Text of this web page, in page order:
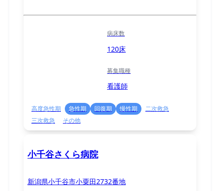
病床数
120床
募集職種
看護師
高度急性期 急性期 回復期 慢性期
二次救急
三次救急
その他
小千谷さくら病院
新潟県小千谷市小粟田2732番地